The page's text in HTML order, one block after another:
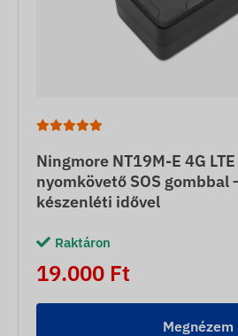
Ningmore NT19M-E 4G
nyomkövető SOS gombbal
készenléti idővel
Raktáron
19.000 Ft
Megnézem